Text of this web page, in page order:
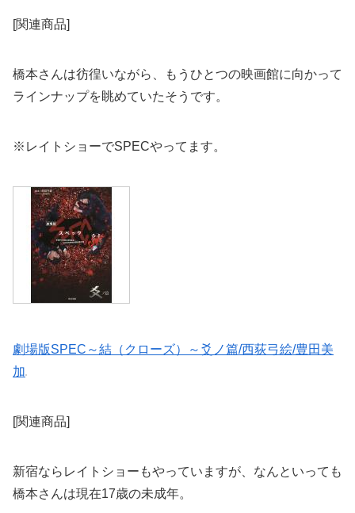
[関連商品]
橋本さんは彷徨いながら、もうひとつの映画館に向かって
ラインナップを眺めていたそうです。
※レイトショーでSPECやってます。
劇場版SPEC～結（クローズ）～爻ノ篇/西荻弓絵/豊田美
加
[関連商品]
新宿ならレイトショーもやっていますが、なんといっても
橋本さんは現在17歳の未成年。